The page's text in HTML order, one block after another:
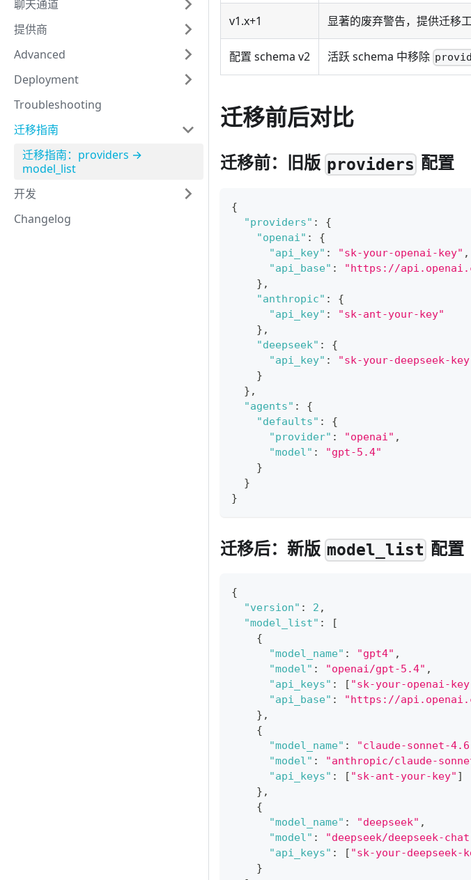
聊天通道
提供商
Advanced
Deployment
Troubleshooting
迁移指南
迁移指南：providers →
model_list
开发
Changelog
v1.x+1 显著的废弃警告，提供迁移
配置 schema v2 活跃 schema 中移除
迁移前后对比
迁移前：旧版 providers 配置
{
"providers" :
{
"openai" :
{
"api_key" : "sk-your-openai-key" ,
"api_base" :
"https://
} ,
"anthropic" :
{
"api_key" :
"sk-ant-your-key"
} ,
"deepseek" :
{
"api_key" :
"sk-your-deepseek-
}
} ,
"agents" :
{
"defaults" :
{
"provider" : "openai" ,
"model" :
"gpt-5.4"
}
}
}
迁移后：新版 model_list 配置
{
"version" : 2 ,
"model_list" :
[
{
"model_name" : "gpt4" ,
"model" : "openai/gpt-5.4" ,
"api_keys" : [ "sk-your-openai-
"api_base" :
"https://
} ,
{
"model_name" : "claude-sonnet-
"model" : "anthropic/claude-
"api_keys" : [ "sk-ant-your-key" ]
} ,
{
"model_name" : "deepseek" ,
"model" : "deepseek/deepseek-
"api_keys" : [ "sk-your-deepseek-
}